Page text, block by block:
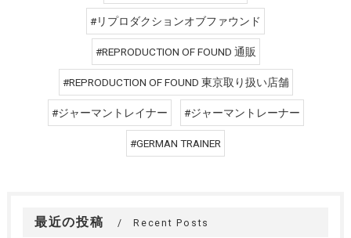
#リプロダクションオブファウンド
#REPRODUCTION OF FOUND 通販
#REPRODUCTION OF FOUND 東京取り扱い店舗
#ジャーマントレイナー #ジャーマントレーナー
#GERMAN TRAINER
最近の投稿 Recent Posts